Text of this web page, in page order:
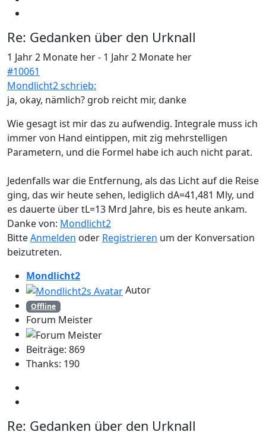
Re: Gedanken über den Urknall
1 Jahr 2 Monate her- 1 Jahr 2 Monate her
#10061
Mondlicht2 schrieb:
ja, okay, nämlich? grob reicht mir, danke
Wie gesagt ist mir das zu aufwendig. Integrale muss ich
immer von Hand eintippen, mit zig mehrstelligen
Parametern, und die Formel habe ich auch nicht parat.
Jedenfalls war die Entfernung, als das Licht auf die Reise
ging, das wir heute sehen, lediglich dA=41,481 Mly, und
es dauerte über tL=13 Mrd Jahre, bis es heute ankam.
Danke von: Mondlicht2
BitteAnmelden oder Registrieren um der Konversation
beizutreten.
Mondlicht2
Autor
Offline
Forum Meister
Beiträge: 869
Thanks: 190
Re: Gedanken über den Urknall